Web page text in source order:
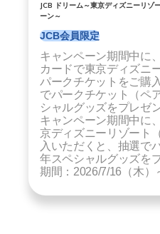
JCB ドリーム～東京ディズニーリゾ
ーン～
JCB会員限定
キャンペーン期間中に
カードで東京ディズニ
パークチケットをご購
でパークチケット（ペ
シャルグッズをプレゼ
キャンペーン期間中に
京ディズニーリゾート
入いただくと、抽選で
年スペシャルグッズを
期間：2026/7/16（木）